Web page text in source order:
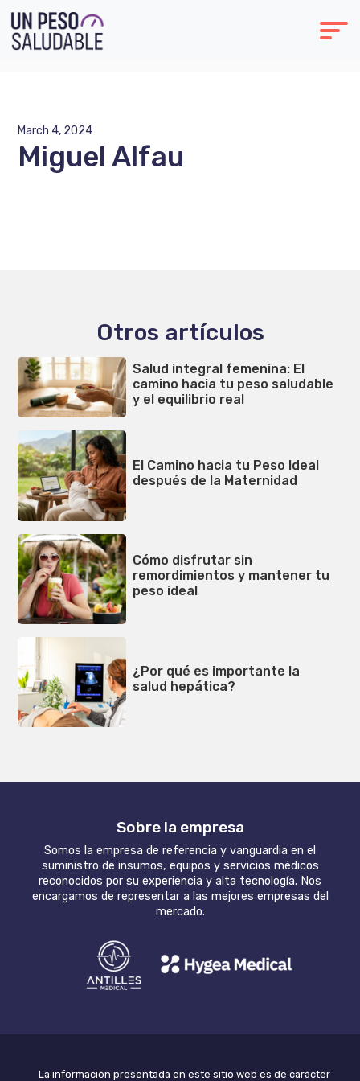
March 4, 2024
Miguel Alfau
Otros artículos
Salud integral femenina: El
camino hacia tu peso saludable
y el equilibrio real
El Camino hacia tu Peso Ideal
después de la Maternidad
Cómo disfrutar sin
remordimientos y mantener tu
peso ideal
¿Por qué es importante la
salud hepática?
Sobre la empresa
Somos la empresa de referencia y vanguardia en el
suministro de insumos, equipos y servicios médicos
reconocidos por su experiencia y alta tecnología. Nos
encargamos de representar a las mejores empresas del
mercado.
La información presentada en este sitio web es de carácter